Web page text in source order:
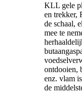
KLL gele
en trekker,
de schaal,
mee te
ontdooien,
enz. vlam
de